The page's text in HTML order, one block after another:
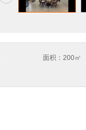
面积：200㎡